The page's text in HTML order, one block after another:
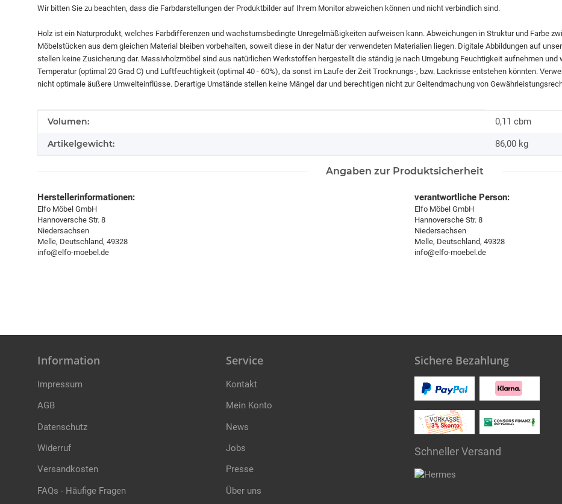
Wir bitten Sie zu beachten, dass die Farbdarstellungen der Produktbilder auf Ihrem Monitor abweichen können und nicht verbindlich sind.
Holz ist ein Naturprodukt, welches Farbdifferenzen und wachstumsbedingte Unregelmäßigkeiten aufweisen kann. Abweichungen in Struktur und Farbe
Möbelstücken aus dem gleichen Material bleiben vorbehalten, soweit diese in der Natur der verwendeten Materialien liegen. Digitale Abbildungen auf
stellen keine Zusicherung dar. Massivholzmöbel sind aus natürlichen Werkstoffen hergestellt die ständig je nach Umgebung Feuchtigkeit aufnehmen
Temperatur (optimal 20 Grad C) und Luftfeuchtigkeit (optimal 40 - 60%), da sonst im Laufe der Zeit Trocknungs-, bzw. Lackrisse entstehen könnten.
nicht optimale äußere Umwelteinflüsse. Derartige Umstände stellen keine Mängel dar und berechtigen nicht zur Geltendmachung von
Produkteigenschaft
Wert
Volumen: 0,11 cbm
Artikelgewicht: 86,00 kg
Angaben zur Produktsicherheit
Herstellerinformationen:
Elfo Möbel GmbH
Hannoversche Str. 8
Niedersachsen
Melle, Deutschland, 49328
info@elfo-moebel.de
verantwortliche Person:
Elfo Möbel GmbH
Hannoversche Str. 8
Niedersachsen
Melle, Deutschland, 49328
info@elfo-moebel.de
Information
Impressum
AGB
Datenschutz
Widerruf
Versandkosten
FAQs - Häufige Fragen
Service
Kontakt
Mein Konto
News
Jobs
Presse
Über uns
Sichere Bezahlung
Schneller Versand